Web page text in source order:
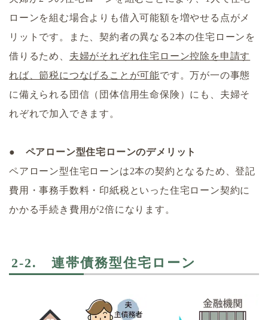
ローンを組む場合よりも借入可能額を増やせる点がメ
リットです。また、契約者の異なる2本の住宅ローンを
借りるため、 夫婦がそれぞれ住宅ローン控除を申請す
れば、節税につなげることが可能です。万が一の事態
に備えられる団信（団体信用生命保険）にも、夫婦そ
れぞれで加入できます。
● ペアローン型住宅ローンのデメリット
ペアローン型住宅ローンは2本の契約となるため、登記
費用・事務手数料・印紙税といった住宅ローン契約に
かかる手続き費用が2倍になります。
2-2. 連帯債務型住宅ローン